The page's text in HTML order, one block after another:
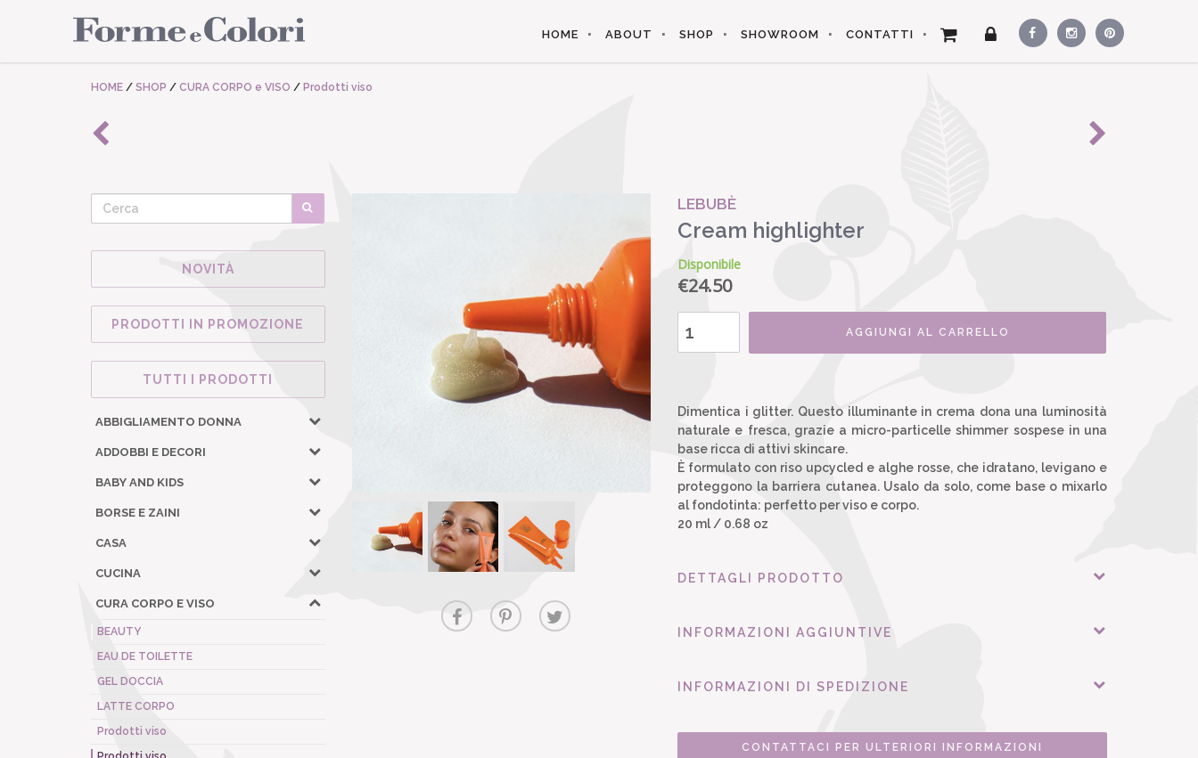
HOME ABOUT SHOP SHOWROOM CONTATTI
HOME / SHOP / CURA CORPO e VISO / Prodotti viso
NOVITÀ
PRODOTTI IN PROMOZIONE
TUTTI I PRODOTTI
ABBIGLIAMENTO DONNA
ADDOBBI E DECORI
BABY AND KIDS
BORSE E ZAINI
CASA
CUCINA
CURA CORPO E VISO
BEAUTY
EAU DE TOILETTE
GEL DOCCIA
LATTE CORPO
Prodotti viso
LEBUBÈ
Cream highlighter
Disponibile
€24.50
AGGIUNGI AL CARRELLO
Dimentica i glitter. Questo illuminante in crema dona una luminosità
naturale e fresca, grazie a micro-particelle shimmer sospese in una
base ricca di attivi skincare.
È formulato con riso upcycled e alghe rosse, che idratano, levigano e
proteggono la barriera cutanea. Usalo da solo, come base o mixarlo
al fondotinta: perfetto per viso e corpo.
20 ml / 0.68 oz
DETTAGLI PRODOTTO
INFORMAZIONI AGGIUNTIVE
INFORMAZIONI DI SPEDIZIONE
CONTATTACI PER ULTERIORI INFORMAZIONI